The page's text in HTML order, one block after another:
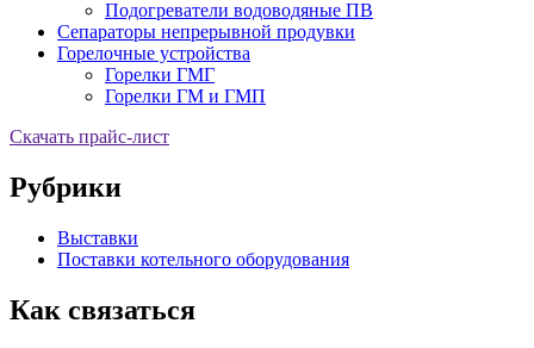
Подогреватели водоводяные ПВ
Сепараторы непрерывной продувки
Горелочные устройства
Горелки ГМГ
Горелки ГМ и ГМП
Скачать прайс-лист
Рубрики
Выставки
Поставки котельного оборудования
Как связаться